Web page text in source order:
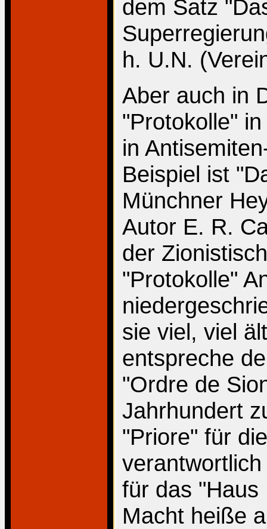
dem Satz
h. U.N.
Aber auch in
"Protokolle"
in
Beispiel ist
Münchner
Autor E. R.
der
"Protokolle"
sie viel, viel
entspreche
"Ordre de
Jahrhundert
"Priore" für
für das "Haus
Macht heiße